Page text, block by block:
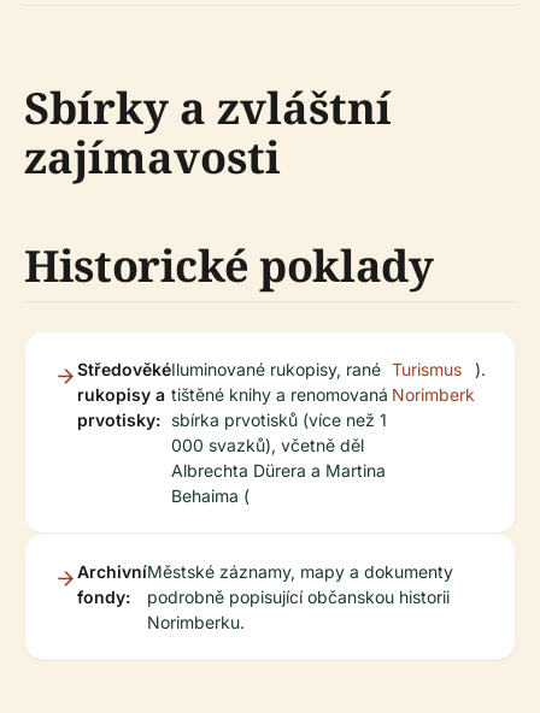
Sbírky a zvláštní
zajímavosti
Historické poklady
Středověké
rukopisy a
prvotisky:
Iluminované rukopisy, rané
tištěné knihy a renomovaná
sbírka prvotisků (více než 1
000 svazků), včetně děl
Albrechta Dürera a Martina
Behaima (
Turismus
Norimberk
).
Archivní
fondy:
Městské záznamy, mapy a dokumenty
podrobně popisující občanskou historii
Norimberku.